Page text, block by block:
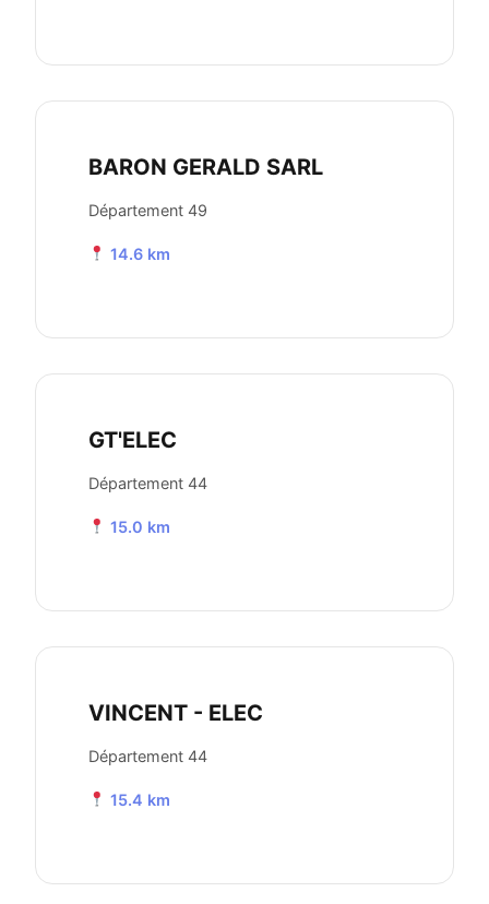
BARON GERALD SARL
Département 49
14.6 km
GT'ELEC
Département 44
15.0 km
VINCENT - ELEC
Département 44
15.4 km